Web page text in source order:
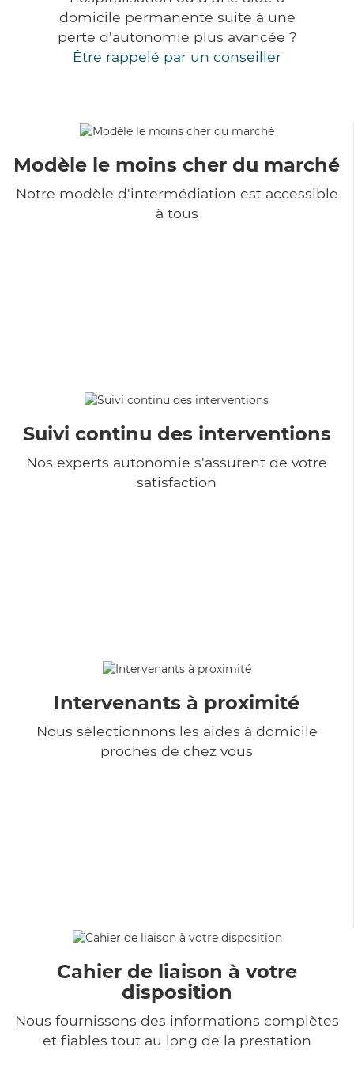
domicile permanente suite à une
perte d'autonomie plus avancée ?
Être rappelé par un conseiller
Modèle le moins cher du marché
Notre modèle d'intermédiation est accessible
à tous
Suivi continu des interventions
Nos experts autonomie s'assurent de votre
satisfaction
Intervenants à proximité
Nous sélectionnons les aides à domicile
proches de chez vous
Cahier de liaison à votre
disposition
Nous fournissons des informations complètes
et fiables tout au long de la prestation